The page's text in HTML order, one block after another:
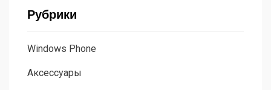
Рубрики
Windows Phone
Аксессуары